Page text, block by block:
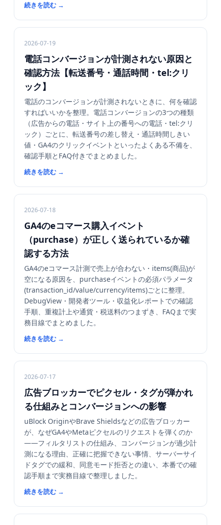
続きを読む →
2026-07-19
電話コンバージョンが計測されない原因と
確認方法【転送番号・通話時間・tel:クリ
ック】
電話のコンバージョンが計測されないときに、何を確認
すればいいかを整理。電話コンバージョンの3つの種類
（広告からの電話・サイト上の番号への電話・tel:クリ
ック）ごとに、転送番号の差し替え・通話時間しきい
値・GA4のクリックイベントといったよくある不備を、
確認手順とFAQ付きでまとめました。
続きを読む →
2026-07-18
GA4のeコマース購入イベント
（purchase）が正しく送られているか確
認する方法
GA4のeコマース計測で売上が合わない・items(商品)が
空になる原因を、purchaseイベントの必須パラメータ
(transaction_id/value/currency/items)ごとに整理。
DebugView・開発者ツール・収益化レポートでの確認
手順、重複計上や通貨・税送料のつまずき、FAQまで実
務目線でまとめました。
続きを読む →
2026-07-17
広告ブロッカーでピクセル・タグが弾かれ
る仕組みとコンバージョンへの影響
uBlock OriginやBrave Shieldsなどの広告ブロッカー
が、なぜGA4やMetaピクセルのリクエストを弾くのか
——フィルタリストの仕組み、コンバージョンが過少計
測になる理由、正確に把握できない事情、サーバーサイ
ドタグでの緩和、同意モード拒否との違い、本番での確
認手順まで実務目線で整理しました。
続きを読む →